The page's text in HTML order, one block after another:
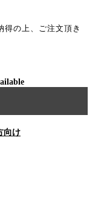
得の上、ご注文頂き
向け